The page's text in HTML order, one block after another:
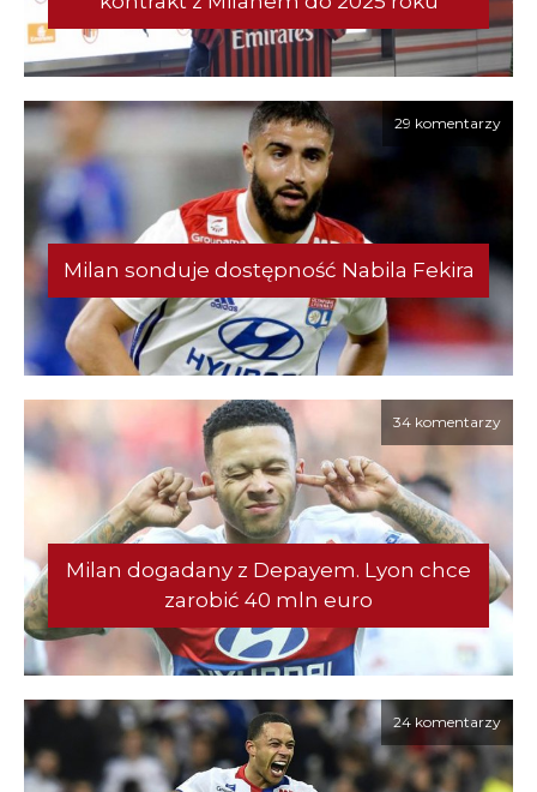
29 komentarzy
Milan sonduje dostępność Nabila Fekira
34 komentarzy
Milan dogadany z Depayem. Lyon chce
zarobić 40 mln euro
24 komentarzy